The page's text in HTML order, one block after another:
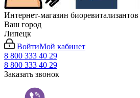
Интернет-магазин
Ваш город
Липецк
ВойтиМой кабинет
8 800 333 40 29
8 800 333 40 29
Заказать звонок